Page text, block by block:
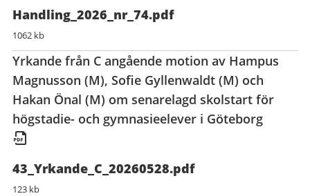
Handling_2026_nr_74.pdf
1062 kb
Yrkande från C angående motion av Hampus
Magnusson (M), Sofie Gyllenwaldt (M) och
Hakan Önal (M) om senarelagd skolstart för
högstadie- och gymnasieelever i Göteborg
43_Yrkande_C_20260528.pdf
123 kb